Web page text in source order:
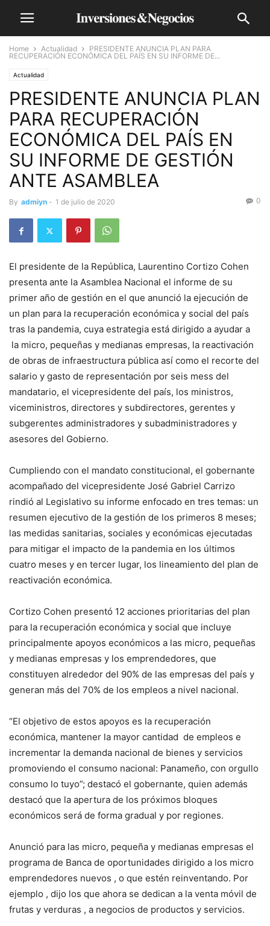
Home Actualidad
PRESIDENTE ANUNCIA PLAN PARA
RECUPERACIÓN ECONÓMICA DEL PAÍS EN SU INFORME DE...
Actualidad
PRESIDENTE ANUNCIA PLAN
PARA RECUPERACIÓN
ECONÓMICA DEL PAÍS EN
SU INFORME DE GESTIÓN
ANTE ASAMBLEA
By admiyn - 1 de julio de 2020 0
El presidente de la República, Laurentino Cortizo Cohen
presenta ante la Asamblea Nacional el informe de su
primer año de gestión en el que anunció la ejecución de
un plan para la recuperación económica y social del país
tras la pandemia, cuya estrategia está dirigido a ayudar a
la micro, pequeñas y medianas empresas, la reactivación
de obras de infraestructura pública así como el recorte del
salario y gasto de representación por seis mess del
mandatario, el vicepresidente del país, los ministros,
viceministros, directores y subdirectores, gerentes y
subgerentes administradores y subadministradores y
asesores del Gobierno.
Cumpliendo con el mandato constitucional, el gobernante
acompañado del vicepresidente José Gabriel Carrizo
rindió al Legislativo su informe enfocado en tres temas: un
resumen ejecutivo de la gestión de los primeros 8 meses;
las medidas sanitarias, sociales y económicas ejecutadas
para mitigar el impacto de la pandemia en los últimos
cuatro meses y en tercer lugar, los lineamiento del plan de
reactivación económica.
Cortizo Cohen presentó 12 acciones prioritarias del plan
para la recuperación económica y social que incluye
principalmente apoyos económicos a las micro, pequeñas
y medianas empresas y los emprendedores, que
constituyen alrededor del 90% de las empresas del país y
generan más del 70% de los empleos a nivel nacional.
“El objetivo de estos apoyos es la recuperación
económica, mantener la mayor cantidad de empleos e
incrementar la demanda nacional de bienes y servicios
promoviendo el consumo nacional: Panameño, con orgullo
consumo lo tuyo”; destacó el gobernante, quien además
destacó que la apertura de los próximos bloques
económicos será de forma gradual y por regiones.
Anunció para las micro, pequeña y medianas empresas el
programa de Banca de oportunidades dirigido a los micro
emprendedores nuevos , o que estén reinventando. Por
ejemplo , dijo los que ahora se dedican a la venta móvil de
frutas y verduras , a negocios de productos y servicios.